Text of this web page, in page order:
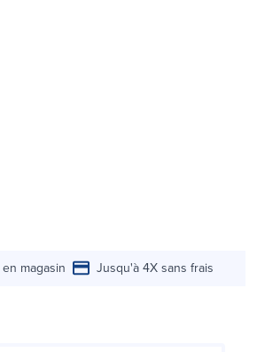
magasin Jusqu'à 4X sans frais